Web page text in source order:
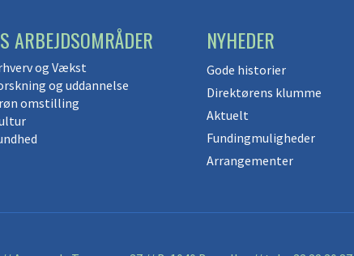
ARBEJDSOMRÅDER
og Vækst
og uddannelse
omstilling
NYHEDER
Gode historier
Direktørens klumme
Aktuelt
Fundingmuligheder
Arrangementer